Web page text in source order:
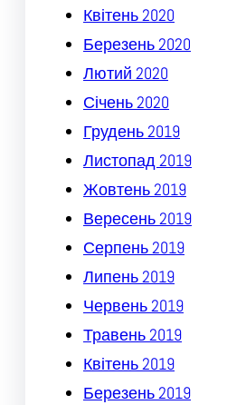
Квітень 2020
Березень 2020
Лютий 2020
Січень 2020
Грудень 2019
Листопад 2019
Жовтень 2019
Вересень 2019
Серпень 2019
Липень 2019
Червень 2019
Травень 2019
Квітень 2019
Березень 2019